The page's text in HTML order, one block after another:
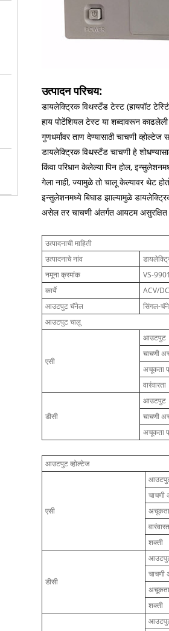
उत्पादन परिचय:
डायलेक्ट्रिक विथस्टँड टेस्ट (हायपॉट
हाय पोटेंशियल टेस्ट या शब्दावरून
गुणधर्मांवर ताण देण्यासाठी चाचणी
डायलेक्ट्रिक विथस्टँड चाचणी हे
किंवा परिधान केलेल्या पिन होल,
गेला नाही, ज्यामुळे तो चालू केल्यावर थेट
इन्सुलेशनमध्ये बिघाड झाल्यामुळे
असेल तर चाचणी अंतर्गत आयटम
उत्पादनाची माहिती
उत्पादनाचे नांव
नमूना क्रमांक
VS-9901
कार्ये
ACV/
आउटपुट चॅनेल
सिंगल-
आउटपुट चालू
एसी
आउटपुट
चाचणी
अचूकता
वारंवारता
डीसी
आउटपुट
चाचणी
अचूकता
आउटपुट व्होल्टेज
एसी
अचूकता
शक्ती
डीसी
अचूकता
शक्ती